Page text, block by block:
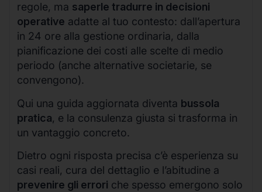
regole, ma saperle tradurre in decisioni
operative adatte al tuo contesto: dall’apertura
in 24 ore alla gestione ordinaria, dalla
pianificazione dei costi alle scelte di medio
periodo (anche alternative societarie, se
convengono).
Qui una guida aggiornata diventa bussola
pratica, e la consulenza giusta si trasforma in
un vantaggio concreto.
Dietro ogni risposta precisa c’è esperienza su
casi reali, cura del dettaglio e l’abitudine a
prevenire gli errori che spesso emergono solo